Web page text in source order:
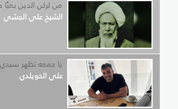
من لركن الدين بغيًا
الشيخ علي الجشي
يا جمعه تظهر سيدي
علي الخويلدي